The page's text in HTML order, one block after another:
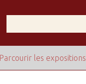
Parcourir les expositions